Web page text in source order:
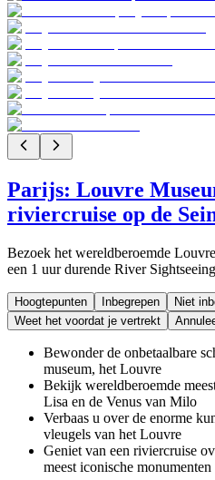
Parijs: Louvre
riviercruise op de
Bezoek het wereldberoemde
een 1 uur durende River
Hoogtepunten Inbegrepen
Niet
Weet het voordat je vertrekt
Bewonder de onbetaalbare
museum, het Louvre
Bekijk wereldberoemde
Lisa en de Venus van Milo
Verbaas u over de enorme
vleugels van het Louvre
Geniet van een riviercruise
meest iconische